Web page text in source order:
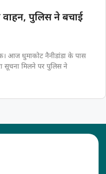
वाहन, पुलिस ने बचाई
आज धुमाकोट नैनीडांडा के पास
सूचना मिलने पर पुलिस ने